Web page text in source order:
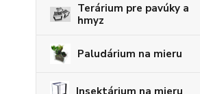
Terárium pre pavúky a
hmyz
Paludárium na mieru
Insektárium na mieru